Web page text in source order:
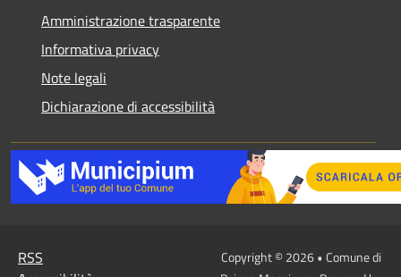
Amministrazione trasparente
Informativa privacy
Note legali
Dichiarazione di accessibilità
RSS
Copyright © 2026 • Comune di